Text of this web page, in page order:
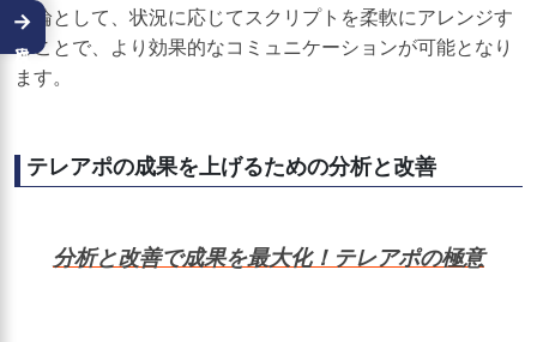
結論として、状況に応じてスクリプトを柔軟にアレンジす
ることで、より効果的なコミュニケーションが可能となり
ます。
テレアポの成果を上げるための分析と改善
分析と改善で成果を最大化！テレアポの極意
→